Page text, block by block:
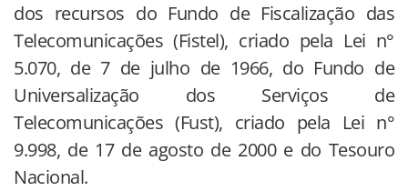
dos recursos do Fundo de Fiscalização das
Telecomunicações (Fistel), criado pela Lei n°
5.070, de 7 de julho de 1966, do Fundo de
Universalização dos Serviços de
Telecomunicações (Fust), criado pela Lei n°
9.998, de 17 de agosto de 2000 e do Tesouro
Nacional.